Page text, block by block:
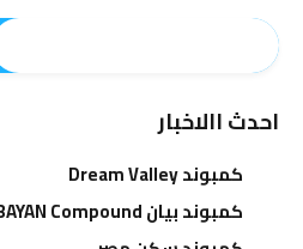
احدث االاخبار
كمبوند Dream Valley
كمبوند بيان BAYAN Compound